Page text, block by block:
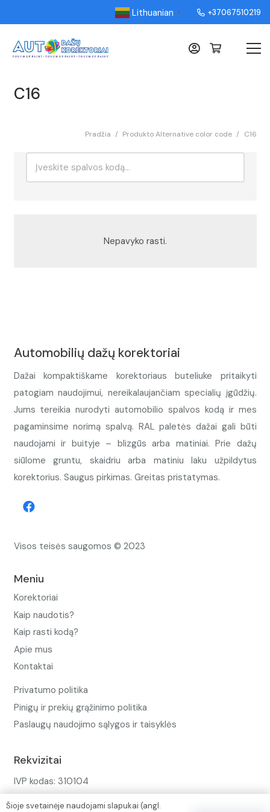
Lithuanian ▼ +37067510219
C16
Pradžia / Produkto Alternative color code / C16
Nepavyko rasti.
Automobilių dažų korektoriai
Dažai kompaktiškame korektoriaus buteliuke pritaikyti
patogiam naudojimui, nereikalaujančiam specialių įgūdžių.
Jums tereikia nurodyti automobilio spalvos kodą ir mes
pagaminsime norimą spalvą. RAL paletės dažai gali būti
naudojami ir buityje – blizgūs arba matiniai. Prie dažų
siūlome gruntu, skaidriu arba matiniu laku užpildytus
korektorius. Saugus pirkimas. Greitas pristatymas.
Visos teisės saugomos © 2023
Meniu
Korektoriai
Kaip naudotis?
Kaip rasti kodą?
Apie mus
Kontaktai
Privatumo politika
Pinigų ir prekių grąžinimo politika
Paslaugų naudojimo sąlygos ir taisyklės
Rekvizitai
IVP kodas: 310104
Šioje svetainėje naudojami slapukai (angl.